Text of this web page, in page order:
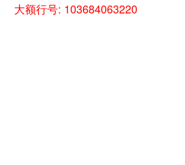
大额行号: 103684063220